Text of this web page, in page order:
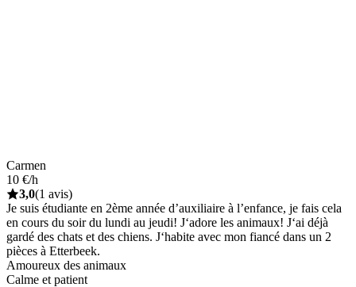
Carmen
10 €/h
3,0(1 avis)
Je suis étudiante en 2ème année d’auxiliaire à l’enfance, je fais cela
en cours du soir du lundi au jeudi! J‘adore les animaux! J‘ai déjà
gardé des chats et des chiens. J‘habite avec mon fiancé dans un 2
pièces à Etterbeek.
Amoureux des animaux
Calme et patient